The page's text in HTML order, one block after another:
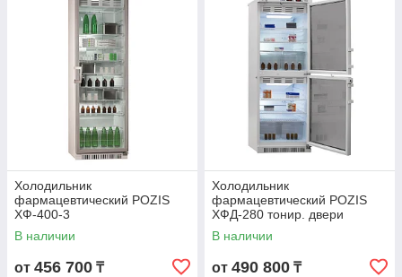
Холодильник
фармацевтический POZIS
ХФ-400-3
В наличии
от 456 700 ₸
Холодильник
фармацевтический POZIS
ХФД-280 тонир. двери
В наличии
от 490 800 ₸